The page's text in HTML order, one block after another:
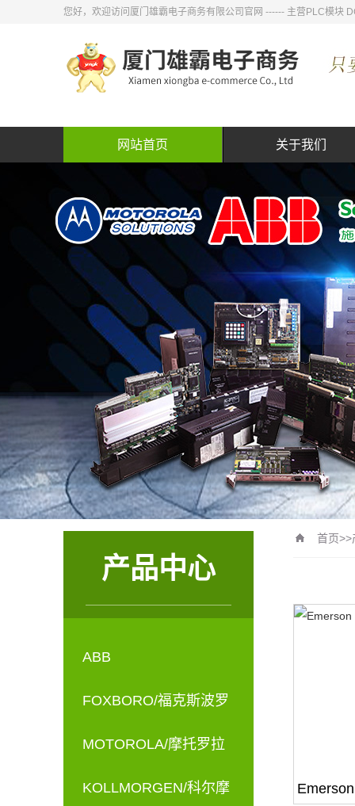
您好，欢迎访问厦门雄霸电子商务有限公司官网 ------ 主营PLC模块
网站首页 关于我们
产品中心
ABB
FOXBORO/福克斯波罗
MOTOROLA/摩托罗拉
KOLLMORGEN/科尔摩
首页>>